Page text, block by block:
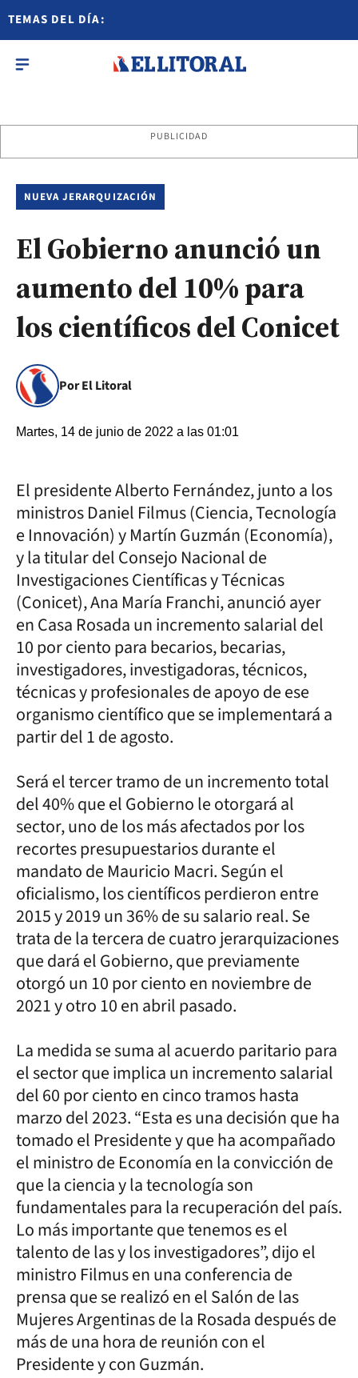
TEMAS DEL DÍA:
PUBLICIDAD
NUEVA JERARQUIZACIÓN
El Gobierno anunció un
aumento del 10% para
los científicos del Conicet
Por El Litoral
Martes, 14 de junio de 2022 a las 01:01
El presidente Alberto Fernández, junto a los
ministros Daniel Filmus (Ciencia, Tecnología
e Innovación) y Martín Guzmán (Economía),
y la titular del Consejo Nacional de
Investigaciones Científicas y Técnicas
(Conicet), Ana María Franchi, anunció ayer
en Casa Rosada un incremento salarial del
10 por ciento para becarios, becarias,
investigadores, investigadoras, técnicos,
técnicas y profesionales de apoyo de ese
organismo científico que se implementará a
partir del 1 de agosto.
Será el tercer tramo de un incremento total
del 40% que el Gobierno le otorgará al
sector, uno de los más afectados por los
recortes presupuestarios durante el
mandato de Mauricio Macri. Según el
oficialismo, los científicos perdieron entre
2015 y 2019 un 36% de su salario real. Se
trata de la tercera de cuatro jerarquizaciones
que dará el Gobierno, que previamente
otorgó un 10 por ciento en noviembre de
2021 y otro 10 en abril pasado.
La medida se suma al acuerdo paritario para
el sector que implica un incremento salarial
del 60 por ciento en cinco tramos hasta
marzo del 2023. “Esta es una decisión que ha
tomado el Presidente y que ha acompañado
el ministro de Economía en la convicción de
que la ciencia y la tecnología son
fundamentales para la recuperación del país.
Lo más importante que tenemos es el
talento de las y los investigadores”, dijo el
ministro Filmus en una conferencia de
prensa que se realizó en el Salón de las
Mujeres Argentinas de la Rosada después de
más de una hora de reunión con el
Presidente y con Guzmán.